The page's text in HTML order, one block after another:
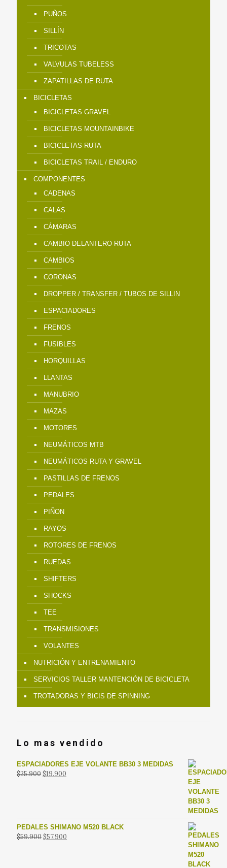
PUÑOS
SILLÍN
TRICOTAS
VALVULAS TUBELESS
ZAPATILLAS DE RUTA
BICICLETAS
BICICLETAS GRAVEL
BICICLETAS MOUNTAINBIKE
BICICLETAS RUTA
BICICLETAS TRAIL / ENDURO
COMPONENTES
CADENAS
CALAS
CÁMARAS
CAMBIO DELANTERO RUTA
CAMBIOS
CORONAS
DROPPER / TRANSFER / TUBOS DE SILLIN
ESPACIADORES
FRENOS
FUSIBLES
HORQUILLAS
LLANTAS
MANUBRIO
MAZAS
MOTORES
NEUMÁTICOS MTB
NEUMÁTICOS RUTA Y GRAVEL
PASTILLAS DE FRENOS
PEDALES
PIÑON
RAYOS
ROTORES DE FRENOS
RUEDAS
SHIFTERS
SHOCKS
TEE
TRANSMISIONES
VOLANTES
NUTRICIÓN Y ENTRENAMIENTO
SERVICIOS TALLER MANTENCIÓN DE BICICLETA
TROTADORAS Y BICIS DE SPINNING
Lo mas vendido
ESPACIADORES EJE VOLANTE BB30 3 MEDIDAS
$25.900El
$19.900
PEDALES SHIMANO M520 BLACK
$59.900El
$57.900